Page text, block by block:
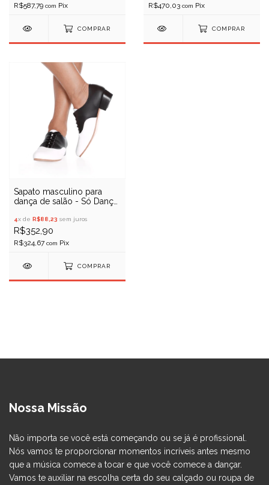
R$587,79 com
COMPRAR
R$470,03 com
COMPRAR
Sapato masculino para
dança de salão - Só Dança
4x de R$88,23 sem juros
R$352,90
R$324,67 com
COMPRAR
Nossa Missão
Não importa se você está começando ou se já é profissional.
Nós vamos te proporcionar momentos incríveis antes mesmo
que a música comece a tocar e que você comece a dançar.
Vamos te auxiliar na escolha certa do seu calçado ou roupa de